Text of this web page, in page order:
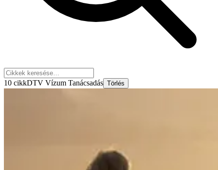
10 cikkDTV Vízum Tanácsadás Törlés